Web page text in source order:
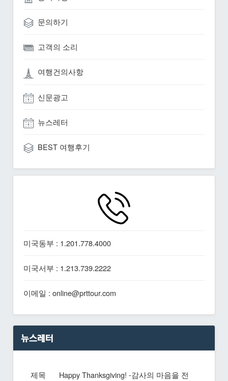
문의하기
고객의 소리
여행건의사항
신문광고
뉴스레터
BEST 여행후기
미국동부 : 1.201.778.4000
미국서부 : 1.213.739.2222
이메일 : online@prttour.com
뉴스레터
제목
Happy Thanksgiving! -감사의 마음을 전